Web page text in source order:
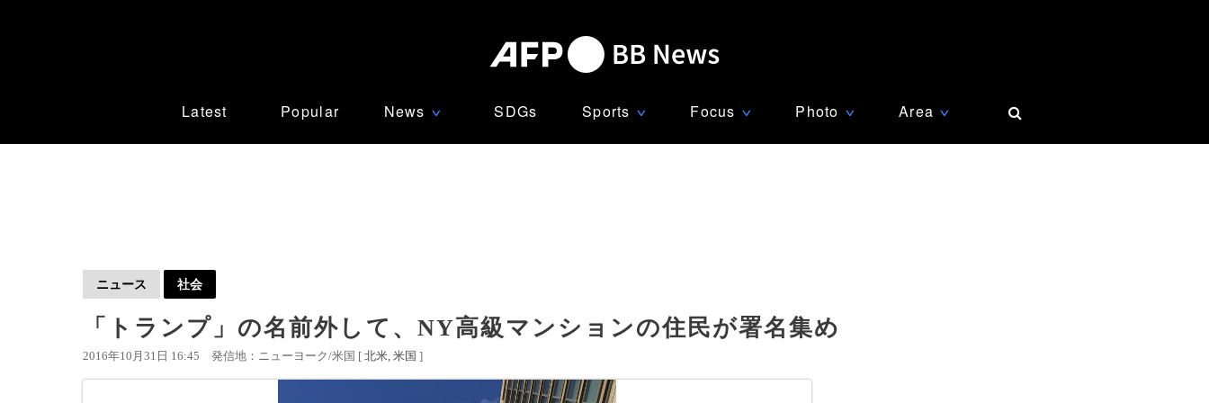
Latest Popular News ∨ SDGs Sports ∨ Focus ∨ Photo ∨ Area ∨
ニュース 社会
「トランプ」の名前外して、NY高級マンションの住民が署名集め
2016年10月31日 16:45 発信地：ニューヨーク/米国 [ 北米 米国 ]